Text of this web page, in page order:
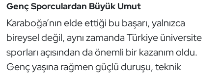
Genç Sporculardan Büyük Umut
Karaboğa’nın elde ettiği bu başarı, yalnızca
bireysel değil, aynı zamanda Türkiye üniversite
sporları açısından da önemli bir kazanım oldu.
Genç yaşına rağmen güçlü duruşu, teknik
Kürek
Masa Tenisi
Modern Pentatlon